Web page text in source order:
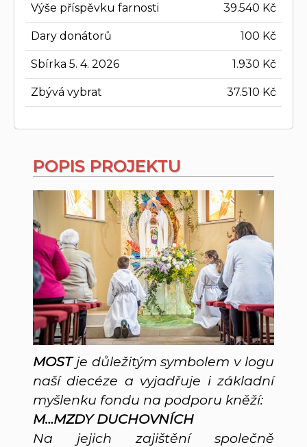
Výše příspěvku farnosti 39.540 Kč
Dary donátorů 100 Kč
Sbírka 5. 4. 2026 1.930 Kč
Zbývá vybrat 37.510 Kč
POPIS PROJEKTU
MOSTje důležitým symbolem v logu
naší diecéze a vyjadřuje i základní
myšlenku fondu na podporu kněží:
M…MZDY DUCHOVNÍCH
Na jejich zajištění společně